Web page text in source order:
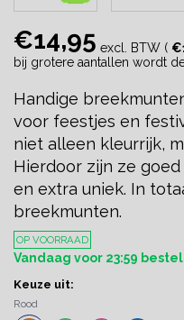
€14,95 excl. BTW (
bij grotere aantallen wordt
Handige
voor feestjes en
niet alleen kleurrijk,
Hierdoor zijn ze
en extra uniek. In
breekmunten.
OP VOORRAAD
Vandaag voor 23:59
Keuze uit:
Rood